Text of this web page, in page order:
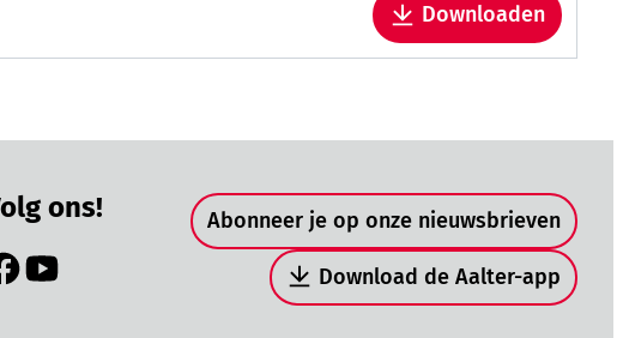
Downloaden
ons!
YouTube
Snel naar
Abonneer je op onze nieuwsbrieven
Download de Aalter-app